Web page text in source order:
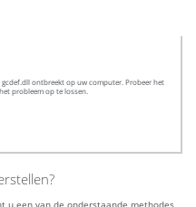
ontbreekt op uw computer. Probeer het
probleem op te lossen.
u een van de onderstaande methodes